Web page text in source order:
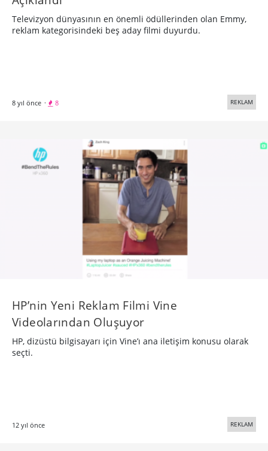
Televizyon dünyasının en önemli ödüllerinden olan Emmy,
reklam kategorisindeki beş aday filmi duyurdu.
8 yıl önce · 8 REKLAM
HP’nin Yeni Reklam Filmi Vine
Videolarından Oluşuyor
HP, dizüstü bilgisayarı için Vine’ı ana iletişim konusu olarak
seçti.
12 yıl önce REKLAM